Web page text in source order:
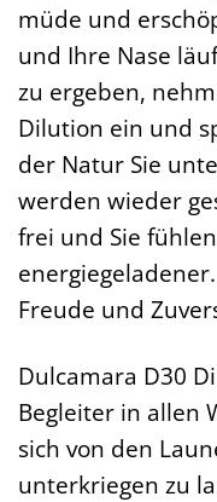
müde und
und Ihre Nase
zu ergeben,
Dilution ein und
der Natur Sie
werden wieder
frei und Sie
Freude und
Dulcamara D30
Begleiter in allen
sich von den
unterkriegen zu